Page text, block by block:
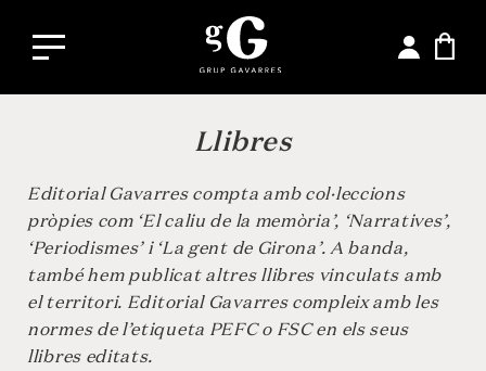
Llibres
Editorial Gavarres compta amb col·leccions
pròpies com ‘El caliu de la memòria’, ‘Narratives’,
‘Periodismes’i ‘La gent de Girona’. A banda,
també hem publicat altres llibres vinculats amb
el territori. Editorial Gavarres compleix amb les
normes de l’etiqueta PEFC o FSC en els seus
llibres editats.